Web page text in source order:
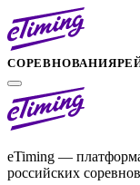
СОРЕВНОВАНИЯ
eTiming — платформа
российских